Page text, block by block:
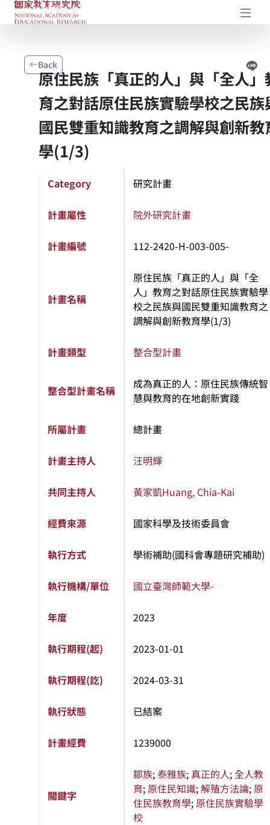
NAER Research Repository
Back
原住民族「真正的人」與「全人」
育之對話原住民族實驗學校之民族
國民雙重知識教育之調解與創新教
學(1/3)
Category 研究計畫
計畫屬性 院外研究計畫
計畫編號 112-2420-H-003-005-
計畫名稱
原住民族「真正的人」與「全
人」教育之對話原住民族實驗學
校之民族與國民雙重知識教育之
調解與創新教育學(1/3)
計畫類型 整合型計畫
整合型計畫名稱
成為真正的人：原住民族傳統智
慧與教育的在地創新實踐
所屬計畫 總計畫
計畫主持人 汪明輝
共同主持人 黃家凱Huang, Chia-Kai
經費來源 國家科學及技術委員會
執行方式 學術補助(國科會專題研究補助)
執行機構/單位 國立臺灣師範大學-
年度 2023
執行期程(起) 2023-01-01
執行期程(訖) 2024-03-31
執行狀態 已結案
計畫經費 1239000
關鍵字
鄒族;泰雅族; 真正的人;全人教
育;原住民知識;解殖方法論;原
住民族教育學;原住民族實驗學
校